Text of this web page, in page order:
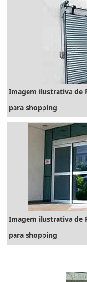
comprometida com
da Tec Control. A
Imagem ilustrativa de
para shopping
Imagem ilustrativa de
para shopping